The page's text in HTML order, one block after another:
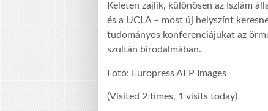
Keleten zajlik, különösen az Iszlám
és a UCLA – most új helyszínt
tudományos konferenciájukat az
szultán birodalmában.
Fotó: Europress AFP Images
(Visited 2 times, 1 visits today)